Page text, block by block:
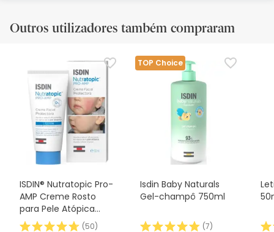
Outros utilizadores também compraram
ISDIN® Nutratopic Pro-
AMP Creme Rosto
para Pele Atópica
50ml
(50)
TOP Choice
Isdin Baby Naturals
Gel-champô 750ml
(7)